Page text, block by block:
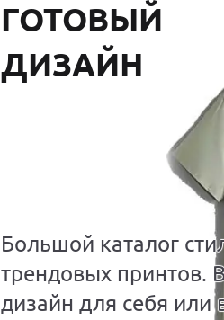
ГОТОВЫЙ
ДИЗАЙН
Большой каталог
трендовых принтов.
дизайн для себя или